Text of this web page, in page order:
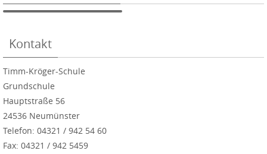
Kontakt
Timm-Kröger-Schule
Grundschule
Hauptstraße 56
24536 Neumünster
Telefon: 04321 / 942 54 60
Fax: 04321 / 942 5459